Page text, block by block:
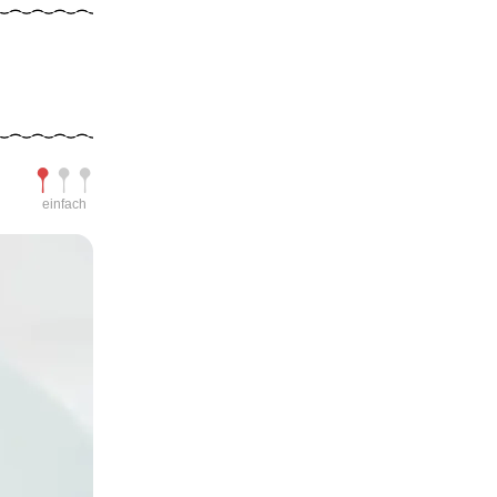
Schwierigkeit
einfach